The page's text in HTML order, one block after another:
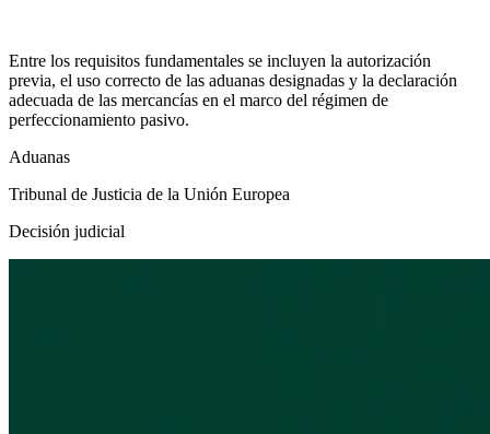
Entre los requisitos fundamentales se incluyen la autorización
previa, el uso correcto de las aduanas designadas y la declaración
adecuada de las mercancías en el marco del régimen de
perfeccionamiento pasivo.
Aduanas
Tribunal de Justicia de la Unión Europea
Decisión judicial